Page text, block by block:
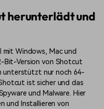
herunterlädt und
Windows, Mac und
Bit-Version von Shotcut
unterstützt nur noch 64-
ist sicher und das
und Malware. Hier
und Installieren von